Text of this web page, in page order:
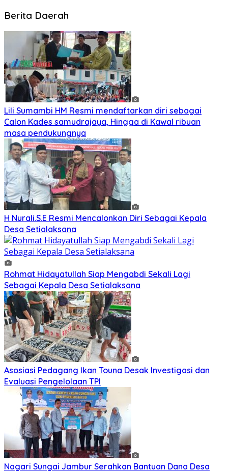
Berita Daerah
Lili Sumambi HM Resmi mendaftarkan diri sebagai
Calon Kades samudrajaya, Hingga di Kawal ribuan
masa pendukungnya
H Nurali.S.E Resmi Mencalonkan Diri Sebagai Kepala
Desa Setialaksana
Rohmat Hidayatullah Siap Mengabdi Sekali Lagi
Sebagai Kepala Desa Setialaksana
Asosiasi Pedagang Ikan Touna Desak Investigasi dan
Evaluasi Pengelolaan TPI
Nagari Sungai Jambur Serahkan Bantuan Dana Desa